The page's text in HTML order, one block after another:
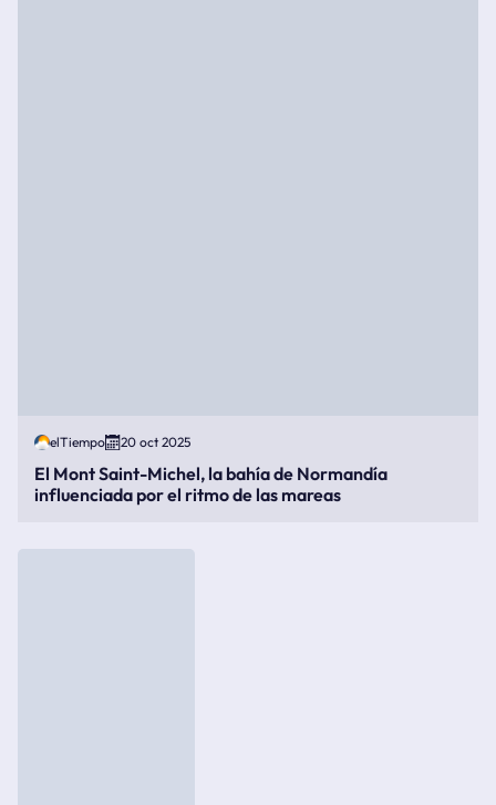
elTiempo 20 oct 2025
El Mont Saint-Michel, la bahía de Normandía
influenciada por el ritmo de las mareas